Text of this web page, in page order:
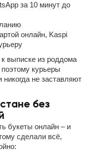
за 10 минут до
онлайн, Kaspi
выписке из роддома
курьеры
не заставляют
без
букеты онлайн – и
сделали всё,